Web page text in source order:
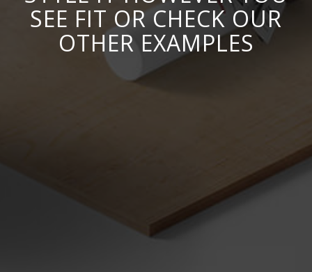
SEE FIT OR CHECK OUR
OTHER EXAMPLES